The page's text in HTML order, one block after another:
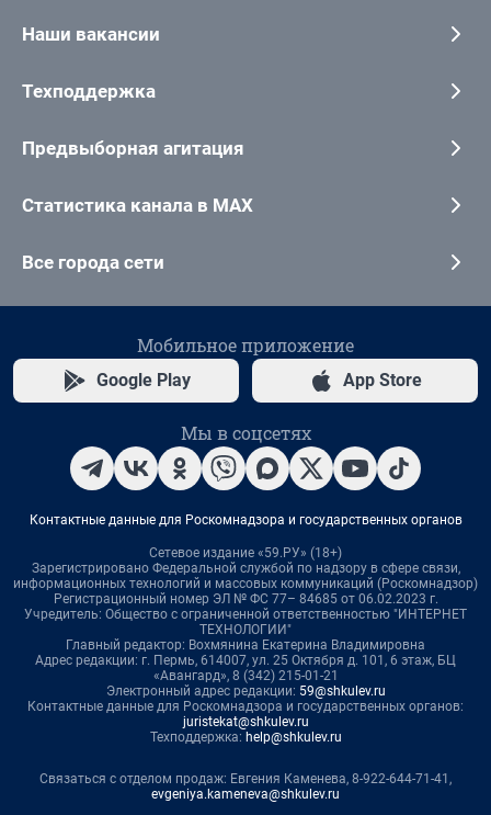
Наши вакансии
Техподдержка
Предвыборная агитация
Статистика канала в MAX
Все города сети
Мобильное приложение
Google Play App Store
Мы в соцсетях
Контактные данные для Роскомнадзора и государственных органов
Сетевое издание «59.РУ» (18+)
Зарегистрировано Федеральной службой по надзору в сфере связи,
информационных технологий и массовых коммуникаций (Роскомнадзор)
Регистрационный номер ЭЛ № ФС 77– 84685 от 06.02.2023 г.
Учредитель: Общество с ограниченной ответственностью "ИНТЕРНЕТ
ТЕХНОЛОГИИ"
Главный редактор: Вохмянина Екатерина Владимировна
Адрес редакции: г. Пермь, 614007, ул. 25 Октября д. 101, 6 этаж, БЦ
«Авангард», 8 (342) 215-01-21
Электронный адрес редакции: 59@shkulev.ru
Контактные данные для Роскомнадзора и государственных органов:
juristekat@shkulev.ru
Техподдержка: help@shkulev.ru
Связаться с отделом продаж: Евгения Каменева, 8-922-644-71-41,
evgeniya.kameneva@shkulev.ru